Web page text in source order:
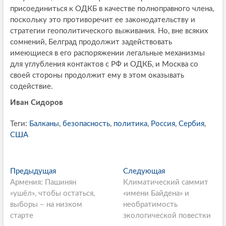
присоединиться к ОДКБ в качестве полноправного члена,
поскольку это противоречит ее законодательству и
стратегии геополитического выживания. Но, вне всяких
сомнений, Белград продолжит задействовать
имеющиеся в его распоряжении легальные механизмы
для углубления контактов с РФ и ОДКБ, и Москва со
своей стороны продолжит ему в этом оказывать
содействие.
Иван Сидоров
Теги: Балканы, безопасность, политика, Россия, Сербия,
США
P
o
s
t
ПредыдущаяП
р
е
д
Армения: Пашинян
«ушёл», чтобы остаться,
выборы – на низком
старте
Следующая
л
е
д
у
Климатический саммит
«имени Байдена» и
необратимость
экологической повестки